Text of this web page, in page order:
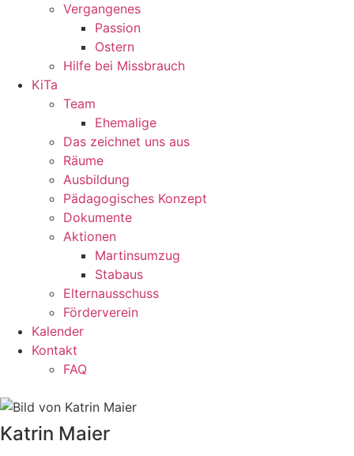
Vergangenes
Passion
Ostern
Hilfe bei Missbrauch
KiTa
Team
Ehemalige
Das zeichnet uns aus
Räume
Ausbildung
Pädagogisches Konzept
Dokumente
Aktionen
Martinsumzug
Stabaus
Elternausschuss
Förderverein
Kalender
Kontakt
FAQ
Katrin Maier